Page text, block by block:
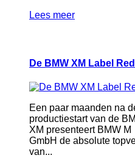
Lees meer
De BMW XM Label
Een paar maanden na
productiestart van de
XM presenteert BMW M
GmbH de absolute
van...